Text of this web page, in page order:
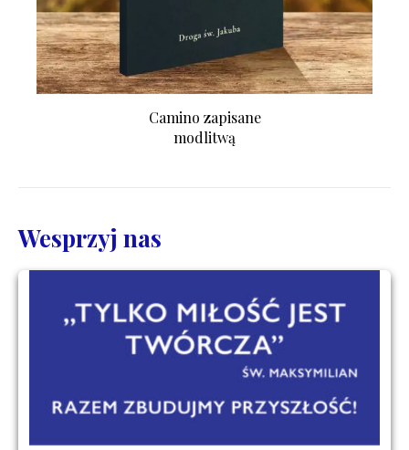
Camino zapisane
modlitwą
Wesprzyj nas